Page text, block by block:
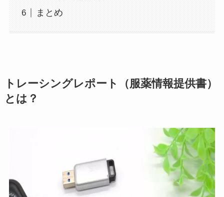
まとめ
トレーシングレポート（服薬情報提供書）
とは？